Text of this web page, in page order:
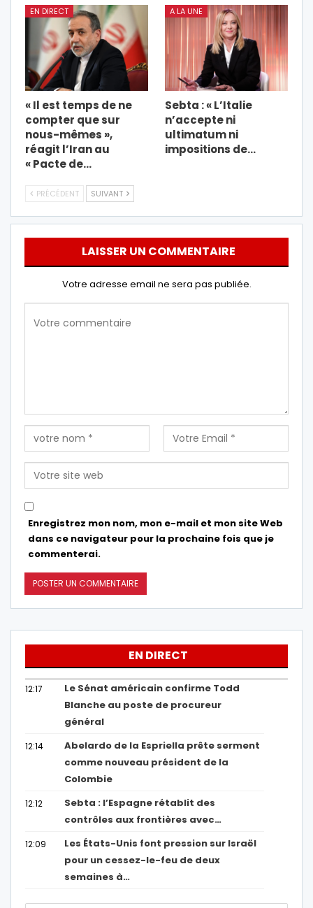
EN DIRECT
« Il est temps de ne
compter que sur
nous-mêmes »,
réagit l’Iran au
« Pacte de…
A LA UNE
Sebta : « L’Italie
n’accepte ni
ultimatum ni
impositions de…
PRÉCÉDENT SUIVANT
LAISSER UN COMMENTAIRE
Votre adresse email ne sera pas publiée.
Enregistrez mon nom, mon e-mail et mon site Web
dans ce navigateur pour la prochaine fois que je
commenterai.
EN DIRECT
12:17
Le Sénat américain confirme Todd
Blanche au poste de procureur
général
12:14
Abelardo de la Espriella prête serment
comme nouveau président de la
Colombie
12:12
Sebta : l’Espagne rétablit des
contrôles aux frontières avec…
12:09
Les États-Unis font pression sur Israël
pour un cessez-le-feu de deux
semaines à…